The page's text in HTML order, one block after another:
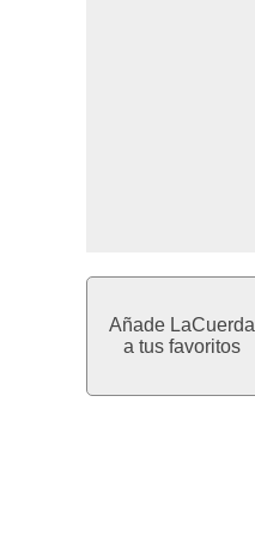
Añade LaCuerda
a tus favoritos